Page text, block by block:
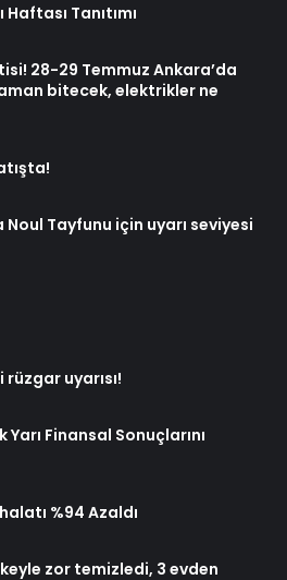
Tanıtımı
28-29 Temmuz Ankara’da
bitecek, elektrikler ne
Noul Tayfunu için uyarı seviyesi
uyarısı!
Yarı Finansal Sonuçlarını
%94 Azaldı
zor temizledi, 3 evden